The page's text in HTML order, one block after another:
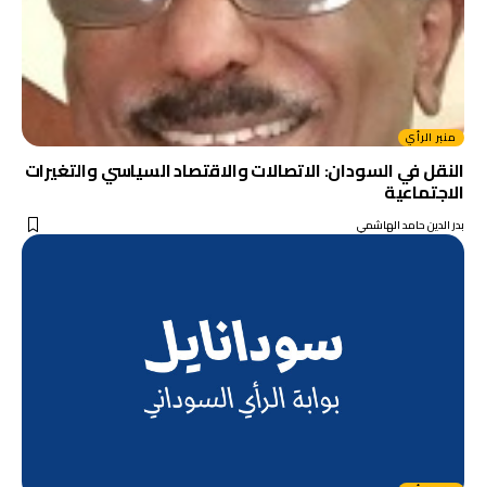
منبر الرأي
النقل في السودان: الاتصالات والاقتصاد السياسي والتغيرات
الاجتماعية
بدر الدين حامد الهاشمي